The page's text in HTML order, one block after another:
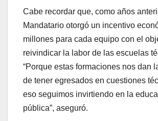
Cabe recordar que, como años
Mandatario otorgó un incentivo
millones para cada equipo con el
reivindicar la labor de las escuelas
“Porque estas formaciones nos dan
de tener egresados en cuestiones
eso seguimos invirtiendo en la
pública”, aseguró.